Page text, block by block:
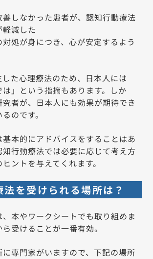
善しなかった患者が、認知行動療法
減した
対処が身につき、心が安定するよう
た心理療法のため、日本人には
は」という指摘もあります。しか
究者が、日本人にも効果が期待でき
のです。
基本的にアドバイスをすることはあ
知行動療法では必要に応じて考え方
ントを与えてくれます。
を受けられる場所は？
本やワークシートでも取り組めま
受けることが一番有効。
に専門家がいますので、下記の場所